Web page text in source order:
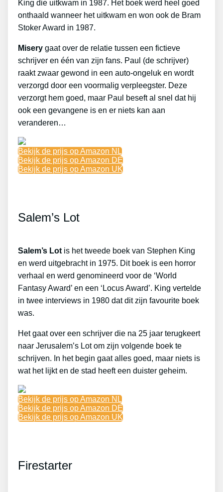
King die uitkwam in 1987. Het boek werd heel goed
onthaald wanneer het uitkwam en won ook de Bram
Stoker Award in 1987.
Misery gaat over de relatie tussen een fictieve
schrijver en één van zijn fans. Paul (de schrijver)
raakt zwaar gewond in een auto-ongeluk en wordt
verzorgd door een voormalig verpleegster. Deze
verzorgt hem goed, maar Paul beseft al snel dat hij
ook een gevangene is en er niets kan aan
veranderen…
Bekijk de prijs op Amazon NL
Bekijk de prijs op Amazon DE
Bekijk de prijs op Amazon UK
Salem’s Lot
Salem’s Lot is het tweede boek van Stephen King
en werd uitgebracht in 1975. Dit boek is een horror
verhaal en werd genomineerd voor de ‘World
Fantasy Award’ en een ‘Locus Award’. King vertelde
in twee interviews in 1980 dat dit zijn favourite boek
was.
Het gaat over een schrijver die na 25 jaar terugkeert
naar Jerusalem’s Lot om zijn volgende boek te
schrijven. In het begin gaat alles goed, maar niets is
wat het lijkt en de stad heeft een duister geheim.
Bekijk de prijs op Amazon NL
Bekijk de prijs op Amazon DE
Bekijk de prijs op Amazon UK
Firestarter